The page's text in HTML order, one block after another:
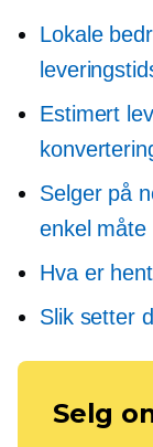
Lokale
Estimert
Selger på
enkel måte
Hva er
Slik setter
Selg